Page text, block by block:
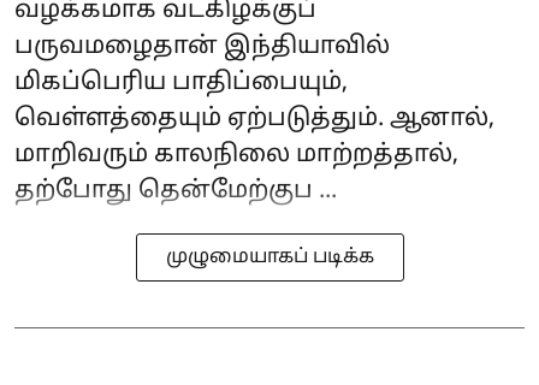
வழக்கமாக வடகிழக்குப்
பருவமழைதான் இந்தியாவில்
மிகப்பெரிய பாதிப்பையும்,
வெள்ளத்தையும் ஏற்படுத்தும். ஆனால்,
மாறிவரும் காலநிலை மாற்றத்தால்,
தற்போது தென்மேற்குப ...
முழுமையாகப் படிக்க